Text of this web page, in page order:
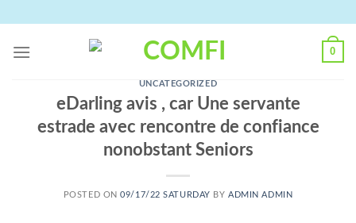
content
0
UNCATEGORIZED
eDarling avis , car Une servante
estrade avec rencontre de confiance
nonobstant Seniors
POSTED ON09/17/22 SATURDAY BYADMIN ADMIN